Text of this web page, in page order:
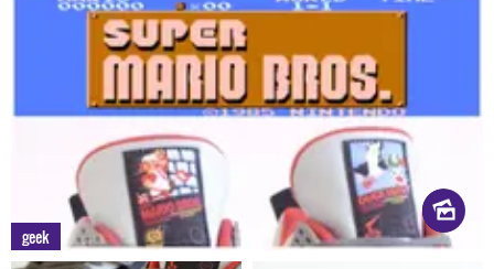
geek